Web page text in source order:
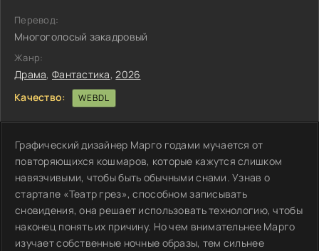
Перевод:
Многоголосый закадровый
Жанр:
Драма, Фантастика,2026
Качество:
WEBDL
Графический дизайнер Марго годами мучается от
повторяющихся кошмаров, которые кажутся слишком
навязчивыми, чтобы быть обычными снами. Узнав о
стартапе «Театр грез», способном записывать
сновидения, она решает использовать технологию, чтобы
наконец понять их причину. Но чем внимательнее Марго
изучает собственные ночные образы, тем сильнее